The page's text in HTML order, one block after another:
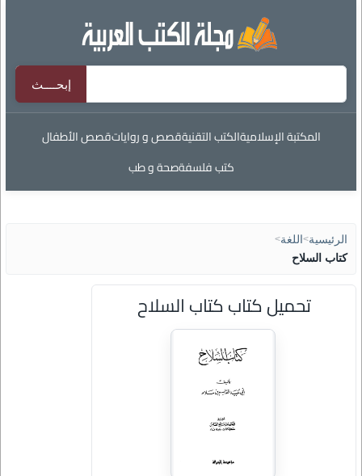
المكتبة الإسلاميةالكتب التقنيةقصص و رواياتقصص الأطفال
كتب فلسفةصحة و طب
الرئيسية> اللغة>
كتاب السلاح
تحميل كتاب كتاب السلاح